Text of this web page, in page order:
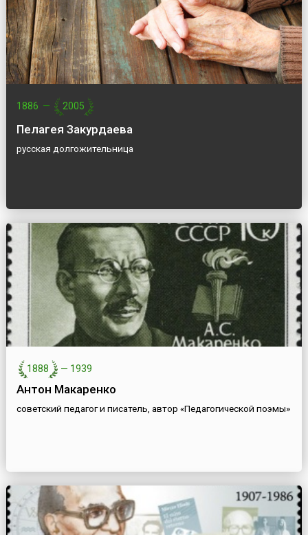
1886 — 2005
Пелагея Закурдаева
русская долгожительница
1888 — 1939
Антон Макаренко
советский педагог и писатель, автор «Педагогической поэмы»